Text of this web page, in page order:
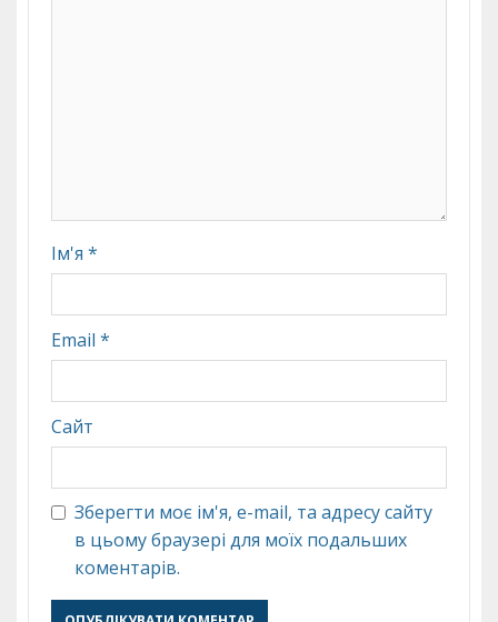
Ім'я *
Email *
Сайт
Зберегти моє ім'я, e-mail, та адресу сайту
в цьому браузері для моїх подальших
коментарів.